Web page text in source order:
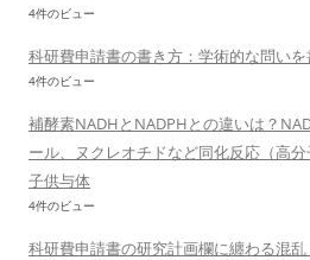
4件のビュー
科研費申請書の書き方：学術的な問い
4件のビュー
補酵素NADHとNADPHとの違いは？
ール、ヌクレオチドなど同化反応（高
子供与体
4件のビュー
科研費申請書の研究計画欄に纏わる混